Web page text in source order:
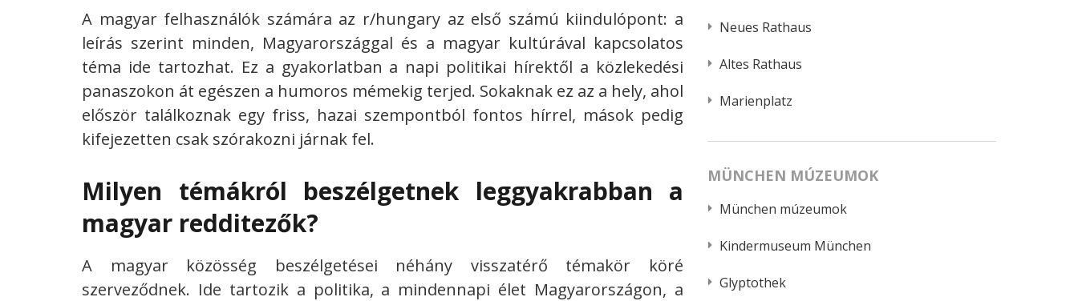
A magyar felhasználók számára az r/hungary az első számú kiindulópont: a
leírás szerint minden, Magyarországgal és a magyar kultúrával kapcsolatos
téma ide tartozhat. Ez a gyakorlatban a napi politikai hírektől a közlekedési
panaszokon át egészen a humoros mémekig terjed. Sokaknak ez az a hely, ahol
először találkoznak egy friss, hazai szempontból fontos hírrel, mások pedig
kifejezetten csak szórakozni járnak fel.
Milyen témákról beszélgetnek leggyakrabban a
magyar redditezők?
A magyar közösség beszélgetései néhány visszatérő témakör köré
szerveződnek. Ide tartozik a politika, a mindennapi élet Magyarországon, a
Neues Rathaus
Altes Rathaus
Marienplatz
MÜNCHEN MÚZEUMOK
München múzeumok
Kindermuseum München
Glyptothek